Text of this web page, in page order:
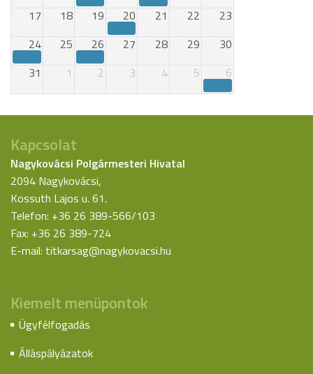
17
18 19 20 21 22
23
24
25 26 27 28 29
30
31
1 2 3 4 5 6
Kapcsolat
Nagykovácsi Polgármesteri Hivatal
2094 Nagykovácsi,
Kossuth Lajos u. 61.
Telefon: +36 26 389-566/103
Fax: +36 26 389-724
E-mail: titkarsag@nagykovacsi.hu
Kiemelt menüpontok
Ügyfélfogadás
Álláspályázatok